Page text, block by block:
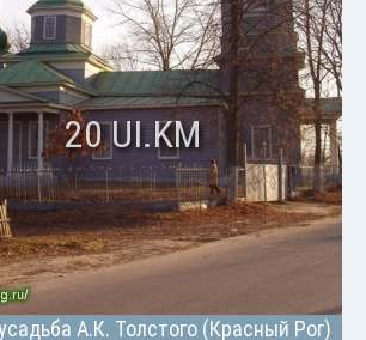
А.К. Толстого (Красный Рог)
20 UI.KM